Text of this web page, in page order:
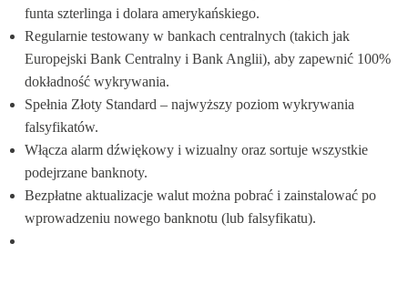
funta szterlinga i dolara amerykańskiego.
Regularnie testowany w bankach centralnych (takich jak
Europejski Bank Centralny i Bank Anglii), aby zapewnić 100%
dokładność wykrywania.
Spełnia Złoty Standard – najwyższy poziom wykrywania
falsyfikatów.
Włącza alarm dźwiękowy i wizualny oraz sortuje wszystkie
podejrzane banknoty.
Bezpłatne aktualizacje walut można pobrać i zainstalować po
wprowadzeniu nowego banknotu (lub falsyfikatu).